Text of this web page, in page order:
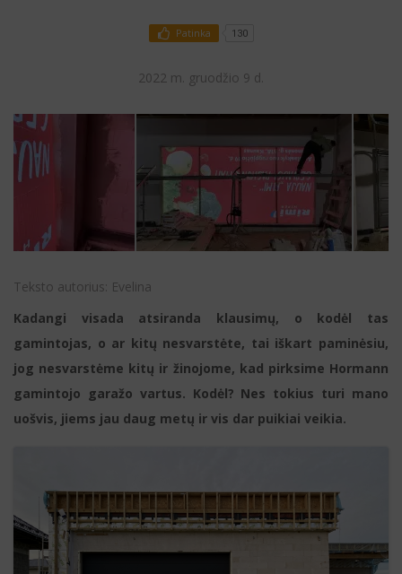
Patinka 130
2022 m. gruodžio 9 d.
Teksto autorius: Evelina
Kadangi visada atsiranda klausimų, o kodėl tas
gamintojas, o ar kitų nesvarstėte, tai iškart paminėsiu,
jog nesvarstėme kitų ir žinojome, kad pirksime Hormann
gamintojo garažo vartus. Kodėl? Nes tokius turi mano
uošvis, jiems jau daug metų ir vis dar puikiai veikia.